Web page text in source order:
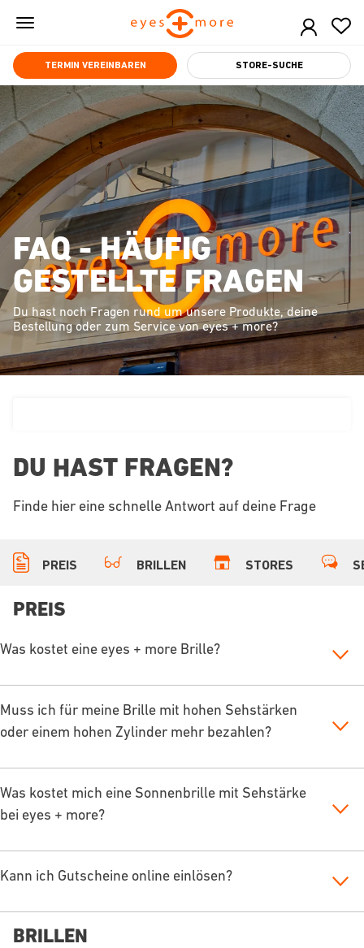
Skip
main
content
TERMIN VEREINBAREN STORE-SUCHE
FAQ - HÄUFIG
GESTELLTE FRAGEN
Du hast noch Fragen rund um unsere Produkte, deine
Bestellung oder zum Service von eyes + more?
DU HAST FRAGEN?
Finde hier eine schnelle Antwort auf deine Frage
PREIS BRILLEN STORES
PREIS
Was kostet eine eyes + more Brille?
Muss ich für meine Brille mit hohen Sehstärken
oder einem hohen Zylinder mehr bezahlen?
Was kostet mich eine Sonnenbrille mit Sehstärke
bei eyes + more?
Kann ich Gutscheine online einlösen?
BRILLEN